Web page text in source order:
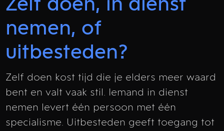
Zelf doen, in dienst
nemen, of
uitbesteden?
Zelf doen kost tijd die je elders meer waard
bent en valt vaak stil. Iemand in dienst
nemen levert één persoon met één
specialisme. Uitbesteden geeft toegang tot